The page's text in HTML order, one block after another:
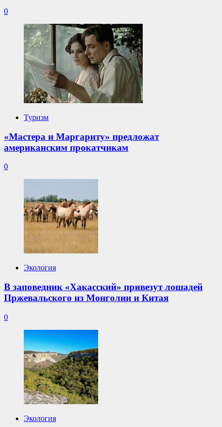
0
Туризм
«Мастера и Маргариту» предложат
американским прокатчикам
0
Экология
В заповедник «Хакасский» привезут лошадей
Пржевальского из Монголии и Китая
0
Экология